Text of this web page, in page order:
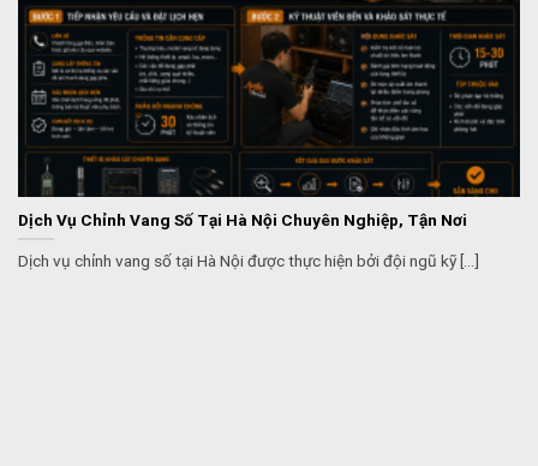
Dịch Vụ Chỉnh Vang Số Tại Hà Nội Chuyên Nghiệp, Tận Nơi
Dịch vụ chỉnh vang số tại Hà Nội được thực hiện bởi đội ngũ kỹ [...]